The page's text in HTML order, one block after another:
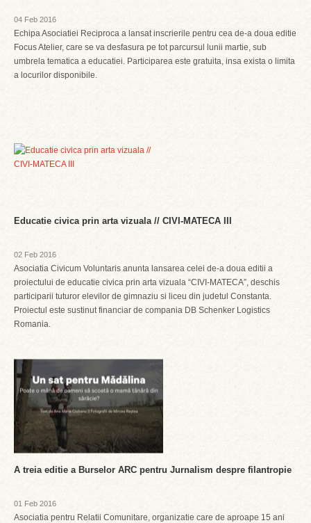
04 Feb 2016
Echipa Asociatiei Reciproca a lansat inscrierile pentru cea de-a doua editie
Focus Atelier, care se va desfasura pe tot parcursul lunii martie, sub
umbrela tematica a educatiei. Participarea este gratuita, insa exista o limita
a locurilor disponibile.
Educatie civica prin arta vizuala // CIVI-MATECA III
02 Feb 2016
Asociatia Civicum Voluntaris anunta lansarea celei de-a doua editii a
proiectului de educatie civica prin arta vizuala “CIVI-MATECA”, deschis
participarii tuturor elevilor de gimnaziu si liceu din judetul Constanta.
Proiectul este sustinut financiar de compania DB Schenker Logistics
Romania.
A treia editie a Burselor ARC pentru Jurnalism despre filantropie
01 Feb 2016
Asociatia pentru Relatii Comunitare, organizatie care de aproape 15 ani